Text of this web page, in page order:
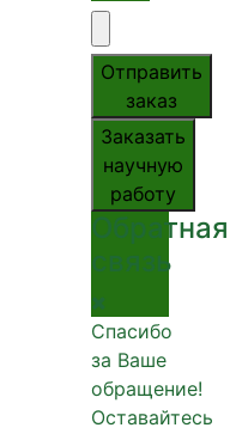
Отправить
заказ
Заказать
научную
работу
Обратная
связь
Спасибо
за Ваше
обращение!
Оставайтесь